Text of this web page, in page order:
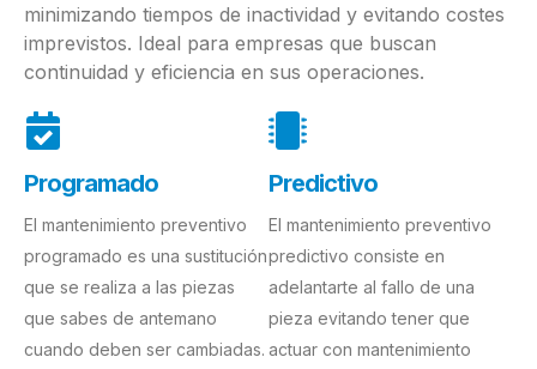
minimizando tiempos de inactividad y evitando costes
imprevistos. Ideal para empresas que buscan
continuidad y eficiencia en sus operaciones.
Programado
El mantenimiento preventivo
programado es una sustitución
que se realiza a las piezas
que sabes de antemano
cuando deben ser cambiadas.
Predictivo
El mantenimiento preventivo
predictivo consiste en
adelantarte al fallo de una
pieza evitando tener que
actuar con mantenimiento